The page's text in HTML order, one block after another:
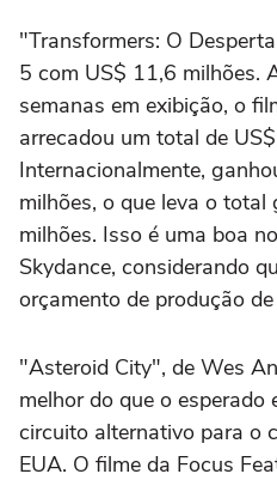
"Transformers: O
5 com US$ 11,6 milhões.
semanas em exibição, o
arrecadou um total de
Internacionalmente,
milhões, o que leva o
milhões. Isso é uma boa
Skydance, considerando
orçamento de produção
"Asteroid City", de Wes
melhor do que o esperado
circuito alternativo para o
EUA. O filme da Focus